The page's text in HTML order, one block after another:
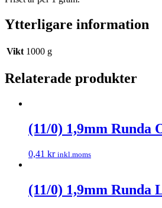
Ytterligare information
Vikt 1000 g
Relaterade produkter
(11/0) 1,9mm Runda
0,41 kr inkl.moms
(11/0) 1,9mm